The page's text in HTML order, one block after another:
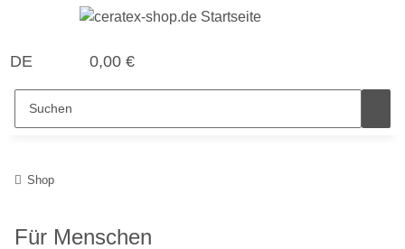
DE 0,00 €
Shop
Für Menschen